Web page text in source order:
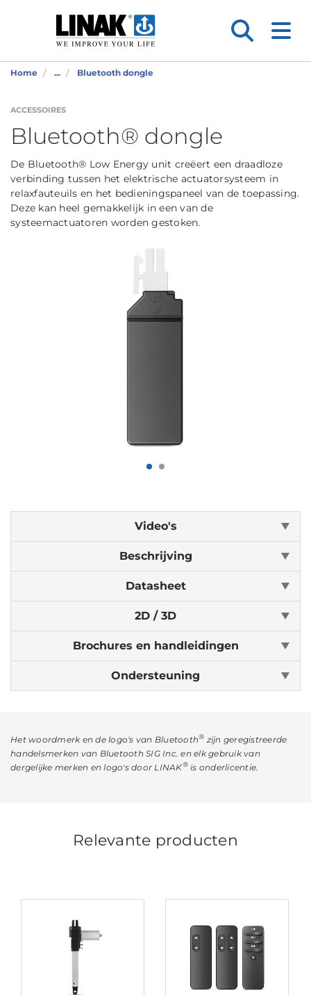
Home ... Bluetooth dongle
ACCESSOIRES
Bluetooth® dongle
De Bluetooth® Low Energy unit creëert een draadloze
verbinding tussen het elektrische actuatorsysteem in
relaxfauteuils en het bedieningspaneel van de toepassing.
Deze kan heel gemakkelijk in een van de
systeemactuatoren worden gestoken.
Video's
Beschrijving
Datasheet
2D / 3D
Brochures en handleidingen
Ondersteuning
Het woordmerk en de logo's van Bluetooth® zijn geregistreerde
handelsmerken van Bluetooth SIG Inc. en elk gebruik van
dergelijke merken en logo's door LINAK®is onderlicentie.
Relevante producten